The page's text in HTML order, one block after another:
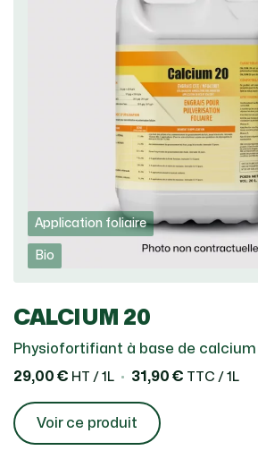
Application foliaire
Bio
CALCIUM 20
Physiofortifiant à base de
29,00 € HT / 1L 31,90 € TTC / 1L
Voir ce produit